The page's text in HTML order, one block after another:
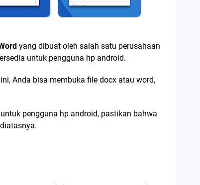
yang dibuat oleh salah satu perusahaan
untuk pengguna hp android.
Anda bisa membuka file docx atau word,
pengguna hp android, pastikan bahwa